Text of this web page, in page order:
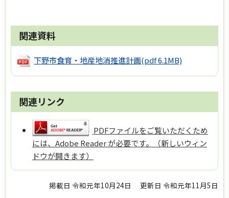
関連資料
下野市食育・地産地消推進計画(pdf 6.1MB)
関連リンク
PDFファイルをご覧いただくため
には、Adobe Reader が必要です。（新しいウィン
ドウが開きます）
掲載日 令和元年10月24日 更新日 令和元年11月5日